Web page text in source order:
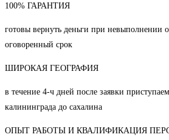
100% ГАРАНТИЯ
готовы вернуть деньги при невыполнении
оговоренный срок
ШИРОКАЯ ГЕОГРАФИЯ
в течение 4-ч дней после заявки
калининграда до сахалина
ОПЫТ РАБОТЫ И КВАЛИФИКАЦИЯ